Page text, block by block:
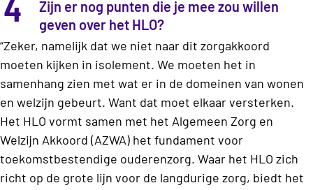
4
Zijn er nog punten die je mee zou willen
geven over het HLO?
“Zeker, namelijk dat we niet naar dit zorgakkoord
moeten kijken in isolement. We moeten het in
samenhang zien met wat er in de domeinen van wonen
en welzijn gebeurt. Want dat moet elkaar versterken.
Het HLO vormt samen met het Algemeen Zorg en
Welzijn Akkoord (AZWA) het fundament voor
toekomstbestendige ouderenzorg. Waar het HLO zich
richt op de grote lijn voor de langdurige zorg, biedt het